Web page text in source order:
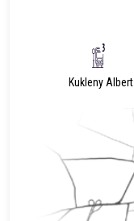
Kukleny Albert